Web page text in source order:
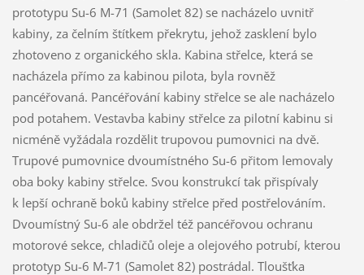
prototypu Su-6 M-71 (Samolet 82) se nacházelo uvnitř
kabiny, za čelním štítkem překrytu, jehož zasklení bylo
zhotoveno z organického skla. Kabina střelce, která se
nacházela přímo za kabinou pilota, byla rovněž
pancéřovaná. Pancéřování kabiny střelce se ale nacházelo
pod potahem. Vestavba kabiny střelce za pilotní kabinu si
nicméně vyžádala rozdělit trupovou pumovnici na dvě.
Trupové pumovnice dvoumístného Su-6 přitom lemovaly
oba boky kabiny střelce. Svou konstrukcí tak přispívaly
k lepší ochraně boků kabiny střelce před postřelováním.
Dvoumístný Su-6 ale obdržel též pancéřovou ochranu
motorové sekce, chladičů oleje a olejového potrubí, kterou
prototyp Su-6 M-71 (Samolet 82) postrádal. Tloušťka